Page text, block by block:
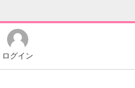
ログイン